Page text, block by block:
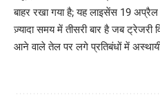
बाहर रखा गया है; यह लाइसेंस 19
ज़्यादा समय में तीसरी बार है जब ट्रेजरी
आने वाले तेल पर लगे प्रतिबंधों में